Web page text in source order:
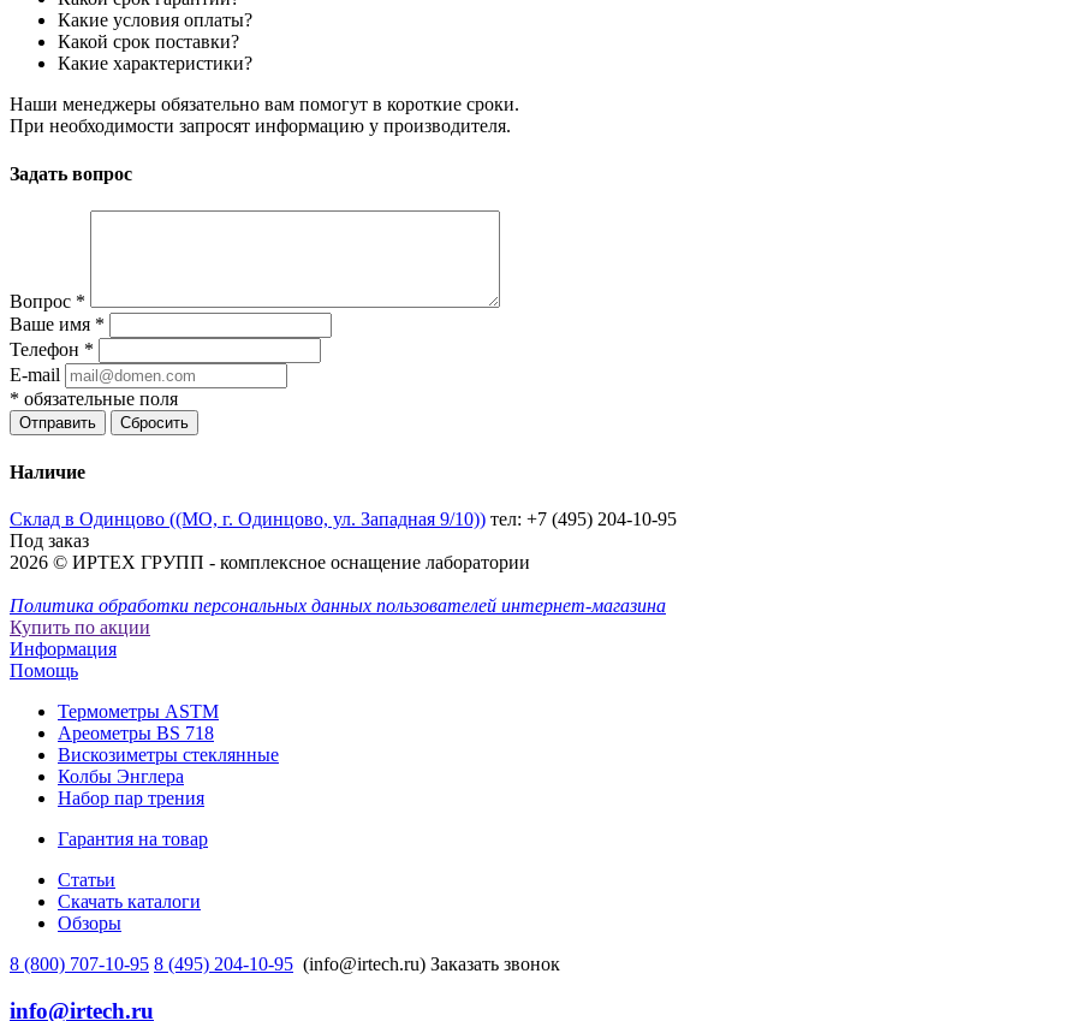
Какие условия оплаты?
Какой срок поставки?
Какие характеристики?
Наши менеджеры обязательно вам помогут в короткие сроки.
При необходимости запросят информацию у производителя.
Задать вопрос
Вопрос *
Ваше имя *
Телефон *
E-mail
* обязательные поля
Отправить Сбросить
Наличие
Склад в Одинцово ((МО, г. Одинцово, ул. Западная 9/10)) тел: +7 (495) 204-10-95
Под заказ
2026 © ИРТЕХ ГРУПП - комплексное оснащение лаборатории
Политика обработки персональных данных пользователей интернет-магазина
Купить по акции
Информация
Помощь
Термометры ASTM
Ареометры BS 718
Вискозиметры стеклянные
Колбы Энглера
Набор пар трения
Гарантия на товар
Статьи
Скачать каталоги
Обзоры
8 (800) 707-10-95 8 (495) 204-10-95 (info@irtech.ru) Заказать звонок
info@irtech.ru